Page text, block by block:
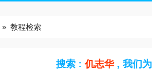
» 教程检索
搜索 : 仉志华 , 我们